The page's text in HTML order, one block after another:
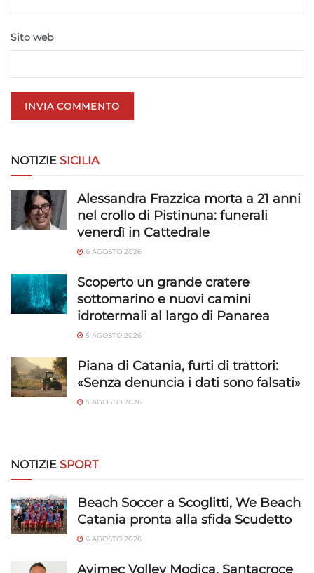
privacy.
Sito web
NOTIZIE SICILIA
Alessandra Frazzica morta a 21 anni
nel crollo di Pistinuna: funerali
venerdì in Cattedrale
6 AGOSTO 2026
Scoperto un grande cratere
sottomarino e nuovi camini
idrotermali al largo di Panarea
5 AGOSTO 2026
Piana di Catania, furti di trattori:
«Senza denuncia i dati sono falsati»
5 AGOSTO 2026
NOTIZIE SPORT
Beach Soccer a Scoglitti, We Beach
Catania pronta alla sfida Scudetto
6 AGOSTO 2026
Avimec Volley Modica, Santacroce